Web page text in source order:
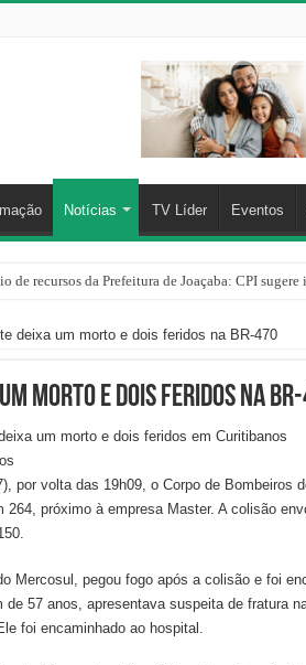
Notícias TV Líder Eventos
de recursos da Prefeitura de Joaçaba: CPI
deixa um morto e dois feridos na BR-470
morto e dois feridos na
por volta das 19h09, o Corpo de Bombeiros
264, próximo à empresa Master. A colisão
Mercosul, pegou fogo após a colisão e foi
de 57 anos, apresentava suspeita de fratura
foi encaminhado ao hospital.